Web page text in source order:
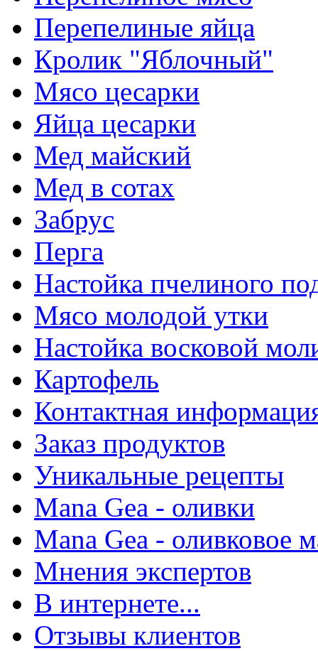
Перепелиные яйца
Кролик "Яблочный"
Мясо цесарки
Яйца цесарки
Мед майский
Мед в сотах
Забрус
Перга
Настойка пчелиного
Мясо молодой утки
Настойка восковой
Картофель
Контактная
Заказ продуктов
Уникальные рецепты
Mana Gea - оливки
Mana Gea - оливковое
Мнения экспертов
В интернете...
Отзывы клиентов